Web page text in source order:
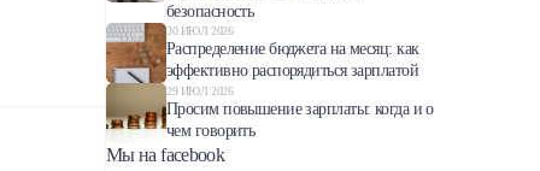
безопасность
30 ИЮЛ 2026
Распределение бюджета на месяц: как
эффективно распорядиться зарплатой
29 ИЮЛ 2026
Просим повышение зарплаты: когда и о
чем говорить
Мы на facebook